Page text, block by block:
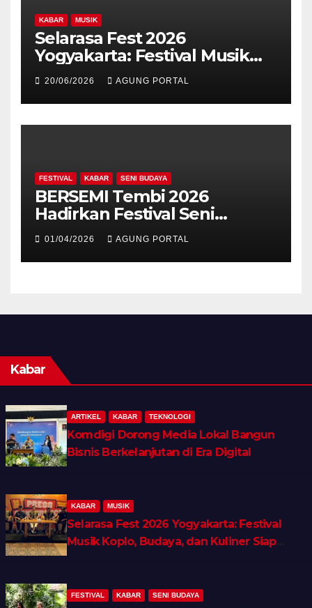
KABAR MUSIK
Selarasa Fest 2026
Yogyakarta: Festival Musik
Koplo, Budaya, dan Kuliner
Siap Guncang Rocket Arena
20/06/2026 AGUNG PORTAL
FESTIVAL KABAR SENI BUDAYA
BERSEMI Tembi 2026
Hadirkan Festival Seni
Berkelanjutan
01/04/2026 AGUNG PORTAL
Kabar
ARTIKEL KABAR TEKNOLOGI
Komdigi Dorong Media Lokal Bangun
Bisnis Berkelanjutan di Era Digital
KABAR MUSIK
Selarasa Fest 2026 Yogyakarta: Festival
Musik Koplo, Budaya, dan Kuliner Siap
FESTIVAL KABAR SENI BUDAYA